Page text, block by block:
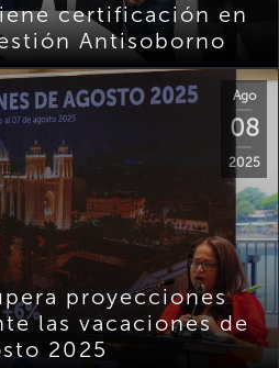
certificación en
Antisoborno
Ago
08
2025
proyecciones
las vacaciones de
2025